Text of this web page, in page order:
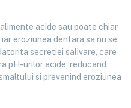
acide sau poate chiar
eroziunea dentara sa nu se
secretiei salivare, care
pH-urilor acide, reducand
si prevenind eroziunea